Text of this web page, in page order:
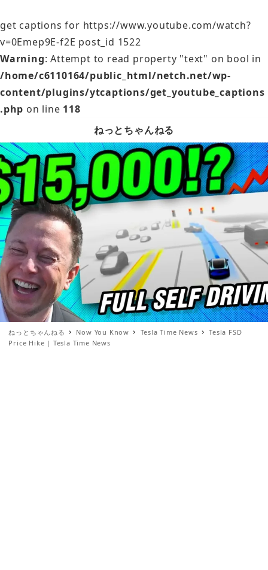
get captions for https://www.youtube.com/watch?
v=0Emep9E-f2E post_id 1522
Warning: Attempt to read property "text" on bool in
/home/c6110164/public_html/netch.net/wp-
content/plugins/ytcaptions/get_youtube_captions
.php on line 118
ねっとちゃんねる
ねっとちゃんねる Now You Know Tesla Time News
Tesla FSD
Price Hike | Tesla Time News